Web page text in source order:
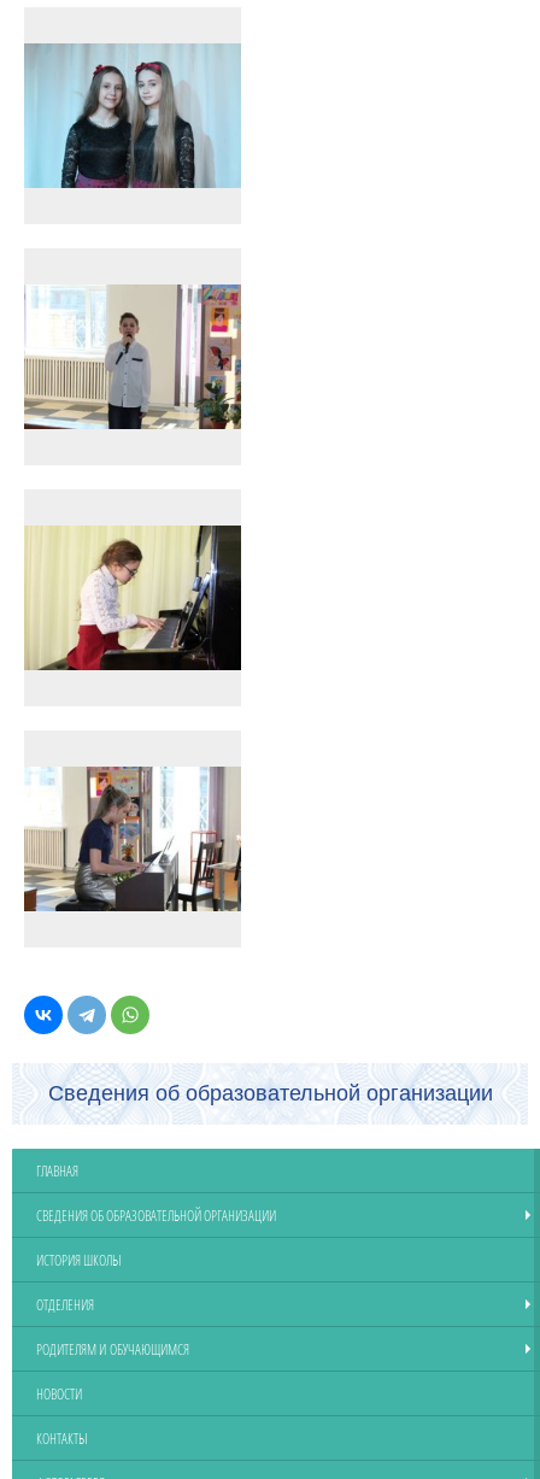
Сведения об образовательной организации
ГЛАВНАЯ
СВЕДЕНИЯ ОБ ОБРАЗОВАТЕЛЬНОЙ ОРГАНИЗАЦИИ
ИСТОРИЯ ШКОЛЫ
ОТДЕЛЕНИЯ
РОДИТЕЛЯМ И ОБУЧАЮЩИМСЯ
НОВОСТИ
КОНТАКТЫ